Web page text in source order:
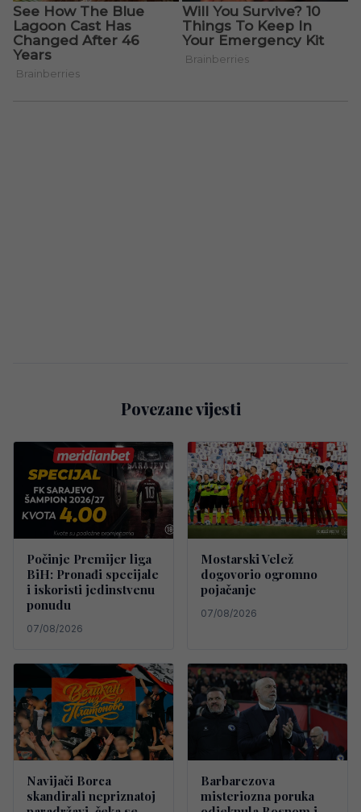
Povezane vijesti
Počinje Premijer liga
BiH: Pronađi specijale
i iskoristi jedinstvenu
ponudu
07/08/2026
Mostarski Velež
dogovorio ogromno
pojačanje
07/08/2026
Navijači Borca
skandirali nepriznatoj
Barbarezova
misteriozna poruka